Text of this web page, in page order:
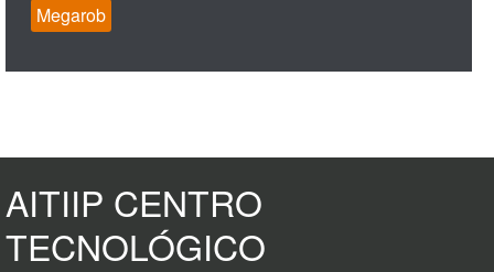
Megarob
AITIIP CENTRO
TECNOLÓGICO